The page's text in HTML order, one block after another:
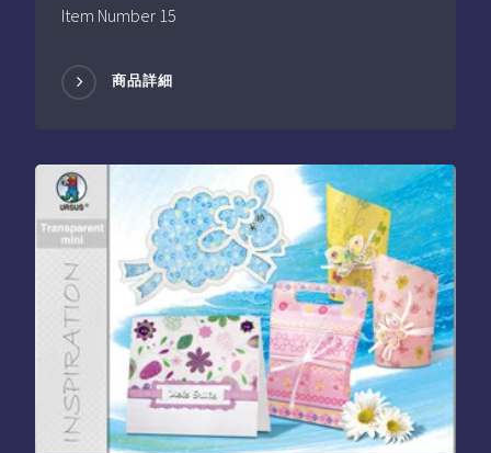
Item Number 15
商品詳細